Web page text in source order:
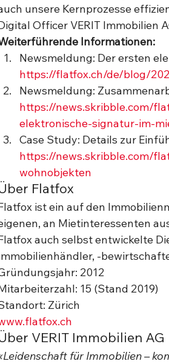
unsere Kernprozesse
Officer VERIT Immobilien
Informationen:
Newsmeldung: Der ersten
https://flatfox.ch/de/blog/
Newsmeldung:
https://news.skribble.com/
elektronische-signatur-im-
Case Study: Details zur
https://news.skribble.com/
wohnobjekten
Flatfox
ist ein auf den
an Mietinteressenten
auch selbst entwickelte
-
2012
15 (Stand 2019)
Zürich
VERIT Immobilien AG
für Immobilien –